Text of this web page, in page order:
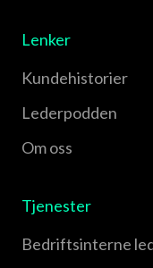
Lenker
Kundehistorier
Lederpodden
Om oss
Tjenester
Bedriftsinterne